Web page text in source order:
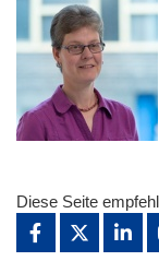
Diese Seite